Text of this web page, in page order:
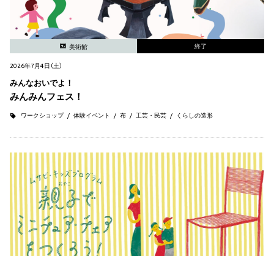
美術館 終了
2026年7月4日（土）
みんなおいでよ！
みんみんフェス！
ワークショップ 体験イベント 布 工芸・民芸 くらしの造形